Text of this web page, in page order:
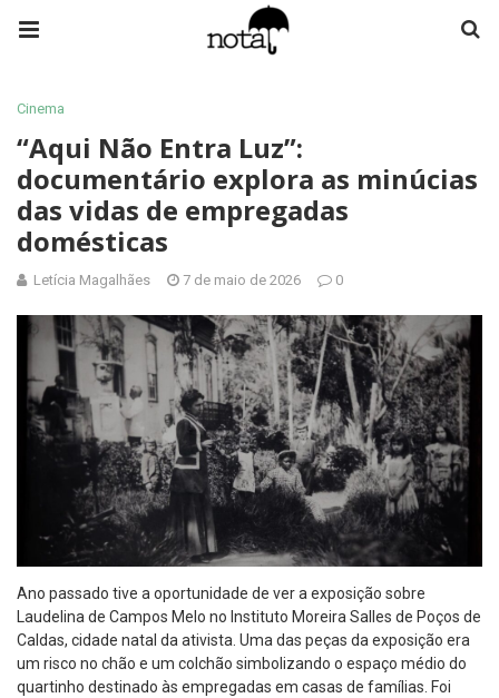
Cinema
“Aqui Não Entra Luz”:
documentário explora as minúcias
das vidas de empregadas
domésticas
Letícia Magalhães 7 de maio de 2026 0
Ano passado tive a oportunidade de ver a exposição sobre
Laudelina de Campos Melo no Instituto Moreira Salles de Poços de
Caldas, cidade natal da ativista. Uma das peças da exposição era
um risco no chão e um colchão simbolizando o espaço médio do
quartinho destinado às empregadas em casas de famílias. Foi